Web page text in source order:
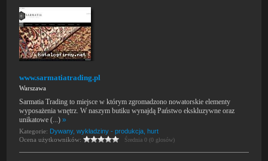
www.sarmatiatrading.pl
Warszawa
Sarmatia Trading to miejsce w którym zgromadzono nowatorskie elementy
wyposażenia wnętrz. W naszym butiku wynajdą Państwo ekskluzywne oraz
unikatowe (...)»
Kategorie: Dywany, wykładziny - produkcja, hurt
Ocena użytkowników:
Średnia 0 (0 głosów)